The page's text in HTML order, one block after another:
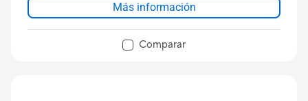
Más información
Comparar